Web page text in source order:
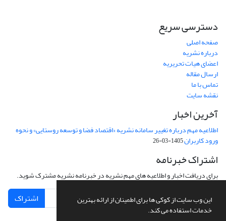
این وب سایت از کوکی ها برای اطمینان از ارائه بهترین
خدمات استفاده می کند.
دسترسی سریع
صفحه اصلی
درباره نشریه
اعضای هیات تحریریه
ارسال مقاله
تماس با ما
نقشه سایت
آخرین اخبار
اطلاعیه مهم درباره تغییر سامانه نشریه «اقتصاد فضا و توسعه روستایی» و نحوه
ورود کاربران1405-03-26
اشتراک خبرنامه
برای دریافت اخبار و اطلاعیه های مهم نشریه در خبرنامه نشریه مشترک شوید.
اشتراک